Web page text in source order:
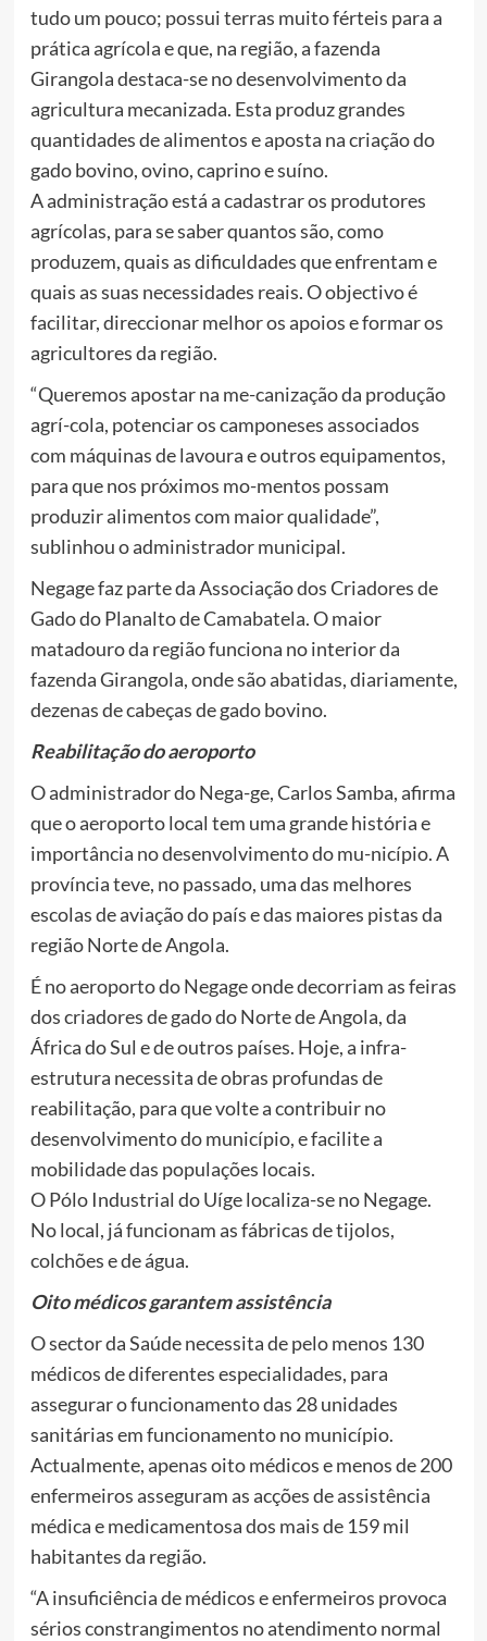
tudo um pouco; possui terras muito férteis para a
prática agrícola e que, na região, a fazenda
Girangola destaca-se no desenvolvimento da
agricultura mecanizada. Esta produz grandes
quantidades de alimentos e aposta na criação do
gado bovino, ovino, caprino e suíno.
A administração está a cadastrar os produtores
agrícolas, para se saber quantos são, como
produzem, quais as dificuldades que enfrentam e
quais as suas necessidades reais. O objectivo é
facilitar, direccionar melhor os apoios e formar os
agricultores da região.
“Queremos apostar na me-canização da produção
agrí-cola, potenciar os camponeses associados
com máquinas de lavoura e outros equipamentos,
para que nos próximos mo-mentos possam
produzir alimentos com maior qualidade”,
sublinhou o administrador municipal.
Negage faz parte da Associação dos Criadores de
Gado do Planalto de Camabatela. O maior
matadouro da região funciona no interior da
fazenda Girangola, onde são abatidas, diariamente,
dezenas de cabeças de gado bovino.
Reabilitação do aeroporto
O administrador do Nega-ge, Carlos Samba, afirma
que o aeroporto local tem uma grande história e
importância no desenvolvimento do mu-nicípio. A
província teve, no passado, uma das melhores
escolas de aviação do país e das maiores pistas da
região Norte de Angola.
É no aeroporto do Negage onde decorriam as feiras
dos criadores de gado do Norte de Angola, da
África do Sul e de outros países. Hoje, a infra-
estrutura necessita de obras profundas de
reabilitação, para que volte a contribuir no
desenvolvimento do município, e facilite a
mobilidade das populações locais.
O Pólo Industrial do Uíge localiza-se no Negage.
No local, já funcionam as fábricas de tijolos,
colchões e de água.
Oito médicos garantem assistência
O sector da Saúde necessita de pelo menos 130
médicos de diferentes especialidades, para
assegurar o funcionamento das 28 unidades
sanitárias em funcionamento no município.
Actualmente, apenas oito médicos e menos de 200
enfermeiros asseguram as acções de assistência
médica e medicamentosa dos mais de 159 mil
habitantes da região.
“A insuficiência de médicos e enfermeiros provoca
sérios constrangimentos no atendimento normal